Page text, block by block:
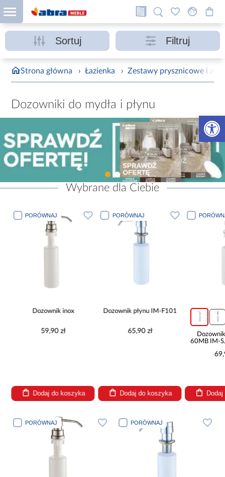
Otwórz
Sortuj Filtruj
Strona główna › Łazienka › Zestawy prysznicowe i
Dozowniki do mydła i płynu
Wybrane dla Ciebie
PORÓWNAJ
Dozownik inox
59,90 zł
Dodaj do koszyka
PORÓWNAJ
Dozownik płynu IM-F101
65,90 zł
Dodaj do koszyka
60MB IM-
PORÓWNAJ PORÓWNAJ